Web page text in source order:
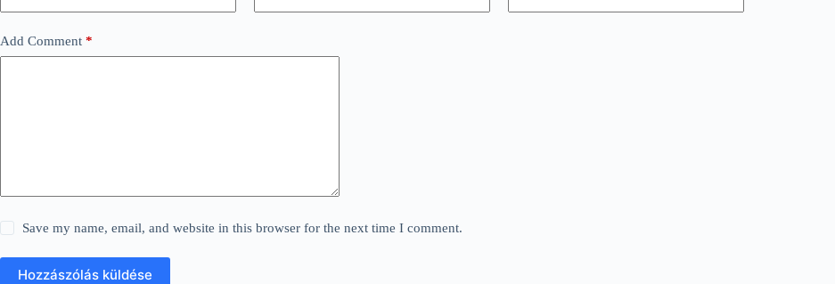
Add Comment *
Save my name, email, and website in this browser for the next time I comment.
Hozzászólás küldése